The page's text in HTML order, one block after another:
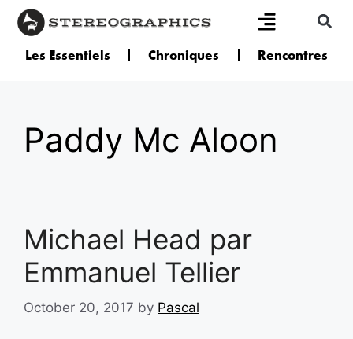
Les Essentiels Chroniques Rencontres
Paddy Mc Aloon
Michael Head par
Emmanuel Tellier
October 20, 2017 by Pascal